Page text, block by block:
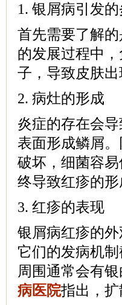
1. 银屑病引发
首先需要了解
的发展过程中
子，导致皮肤出
2. 病灶的形成
炎症的存在会
表面形成鳞屑
破坏，细菌容
终导致红疹的形
3. 红疹的表现
银屑病红疹的
它们的发病机
周围通常会有
病医院指出，